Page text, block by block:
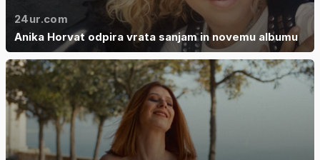
24ur.com
Anika Horvat odpira vrata sanjam in novemu albumu